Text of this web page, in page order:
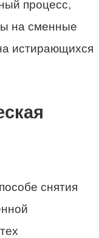
процесс,
на сменные
истирающихся
снятия